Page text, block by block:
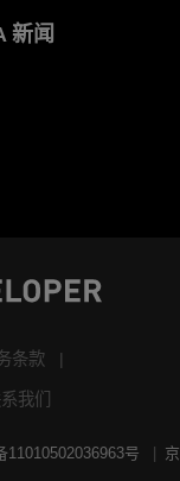
新闻
条款
我们
11010502036963号
京